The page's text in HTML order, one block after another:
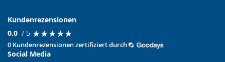
Kundenrezensionen
0.0 / 5 ★★★★★
★★★★★
0 Kundenrezensionen zertifiziert durch
Social Media